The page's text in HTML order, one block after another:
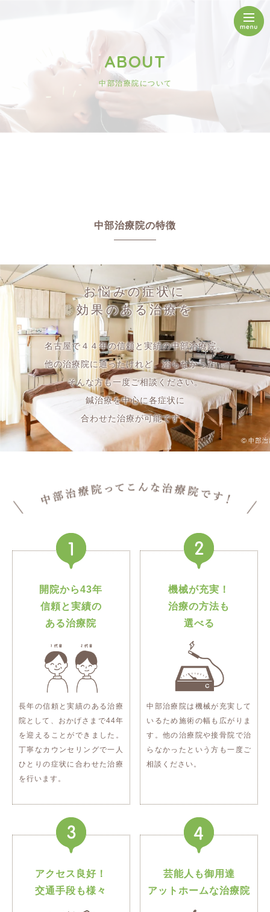
ABOUT
中部治療院について
中部治療院の特徴
お悩みの症状に
効果のある治療を
名古屋で４４年の信頼と実績の中部治療院。
他の治療院に通ったけれど、治らなかった…
そんな方も一度ご相談ください。
鍼治療を中心に各症状に
合わせた治療が可能です。
開院から43年
信頼と実績の
ある治療院
長年の信頼と実績のある治療
院として、おかげさまで44年
を迎えることができました。
丁寧なカウンセリングで一人
ひとりの症状に合わせた治療
を行います。
機械が充実！
治療の方法も
選べる
中部治療院は機械が充実して
いるため施術の幅も広がりま
す。他の治療院や接骨院で治
らなかったという方も一度ご
相談ください。
アクセス良好！
交通手段も様々
芸能人も御用達
アットホームな治療院